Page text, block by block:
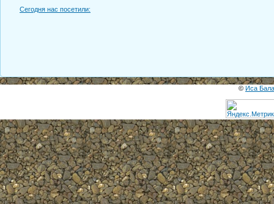
Сегодня нас посетили:
© Иса